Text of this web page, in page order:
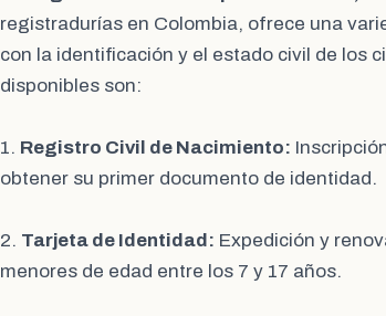
registradurías en Colombia, ofrece una
con la identificación y el estado civil de los
disponibles son:
1. Registro Civil de Nacimiento:
obtener su primer documento de identidad.
2. Tarjeta de Identidad: Expedición y
menores de edad entre los 7 y 17 años.